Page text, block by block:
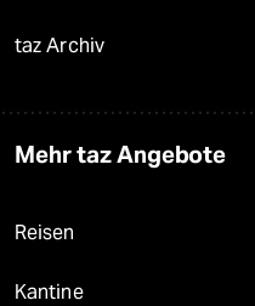
taz Archiv
Mehr taz Angebote
Reisen
Kantine